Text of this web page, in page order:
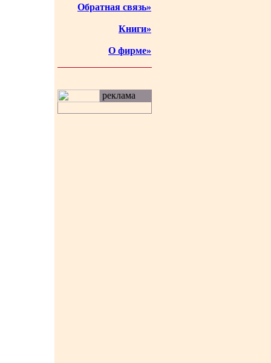
Обратная связь»
Книги»
О фирме»
реклама